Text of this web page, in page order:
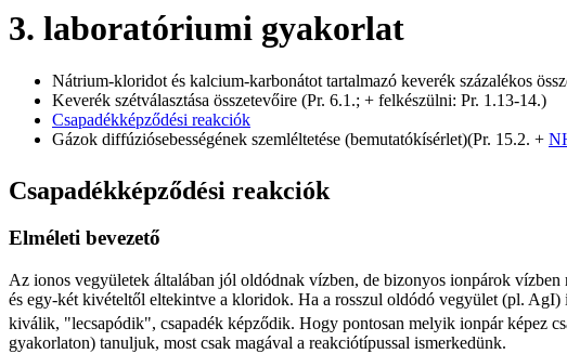
3. laboratóriumi gyakorlat
Nátrium-kloridot és kalcium-karbonátot tartalmazó keverék százalékos
Keverék szétválasztása összetevőire (Pr. 6.1.; + felkészülni: Pr. 1.13-14.)
Csapadékképződési reakciók
Gázok diffúziósebességének szemléltetése (bemutatókísérlet)(Pr. 15.2. +
Csapadékképződési reakciók
Elméleti bevezető
Az ionos vegyületek általában jól oldódnak vízben, de bizonyos ionpárok
és egy-két kivételtől eltekintve a kloridok. Ha a rosszul oldódó vegyület (pl.
kiválik, "lecsapódik", csapadék képződik. Hogy pontosan melyik ionpár képez
gyakorlaton) tanuljuk, most csak magával a reakciótípussal ismerkedünk.